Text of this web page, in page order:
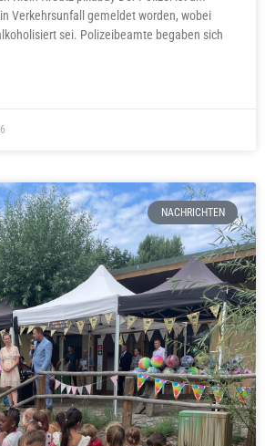
Verkehrsunfall gemeldet worden, wobei
sei. Polizeibeamte begaben sich
NACHRICHTEN